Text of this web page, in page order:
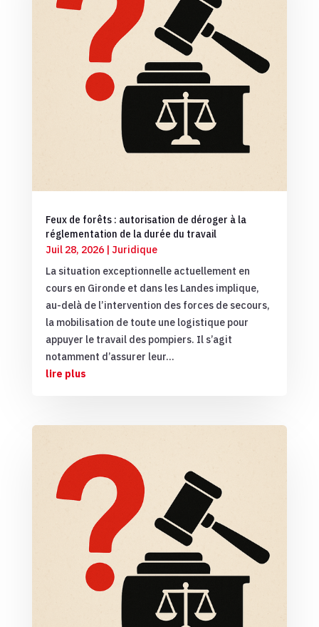
Feux de forêts : autorisation de déroger à la
réglementation de la durée du travail
Juil 28, 2026| Juridique
La situation exceptionnelle actuellement en
cours en Gironde et dans les Landes implique,
au-delà de l’intervention des forces de secours,
la mobilisation de toute une logistique pour
appuyer le travail des pompiers. Il s’agit
notamment d’assurer leur...
lire plus